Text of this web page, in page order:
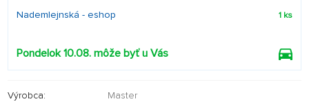
Nademlejnská - eshop
1 ks
Pondelok 10.08. môže byť u Vás
Výrobca: Master